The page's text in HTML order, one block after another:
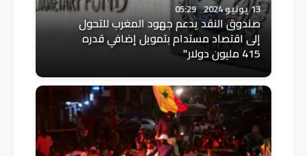
13 يونيو 2024 05:29
صندوق النقد يدعم جهود المغرب للتحول
إلى اقتصاد مستدام بتمويل إضافي قدره
415 مليون دولار"